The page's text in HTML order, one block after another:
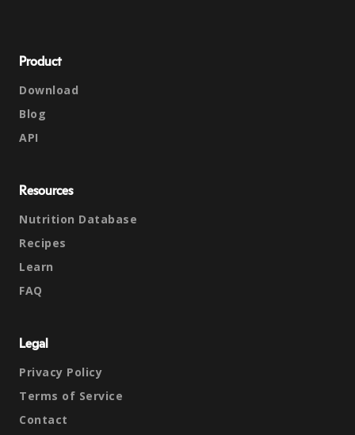
Product
Download
Blog
API
Resources
Nutrition Database
Recipes
Learn
FAQ
Legal
Privacy Policy
Terms of Service
Contact